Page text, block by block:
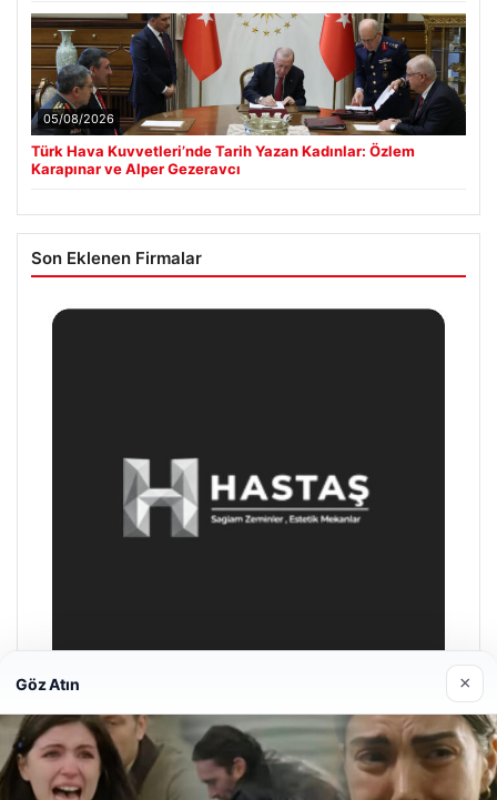
05/08/2026
Türk Hava Kuvvetleri’nde Tarih Yazan Kadınlar: Özlem
Karapınar ve Alper Gezeravcı
Son Eklenen Firmalar
Hastaş Beton
26/05/2026
Göz Atın ×